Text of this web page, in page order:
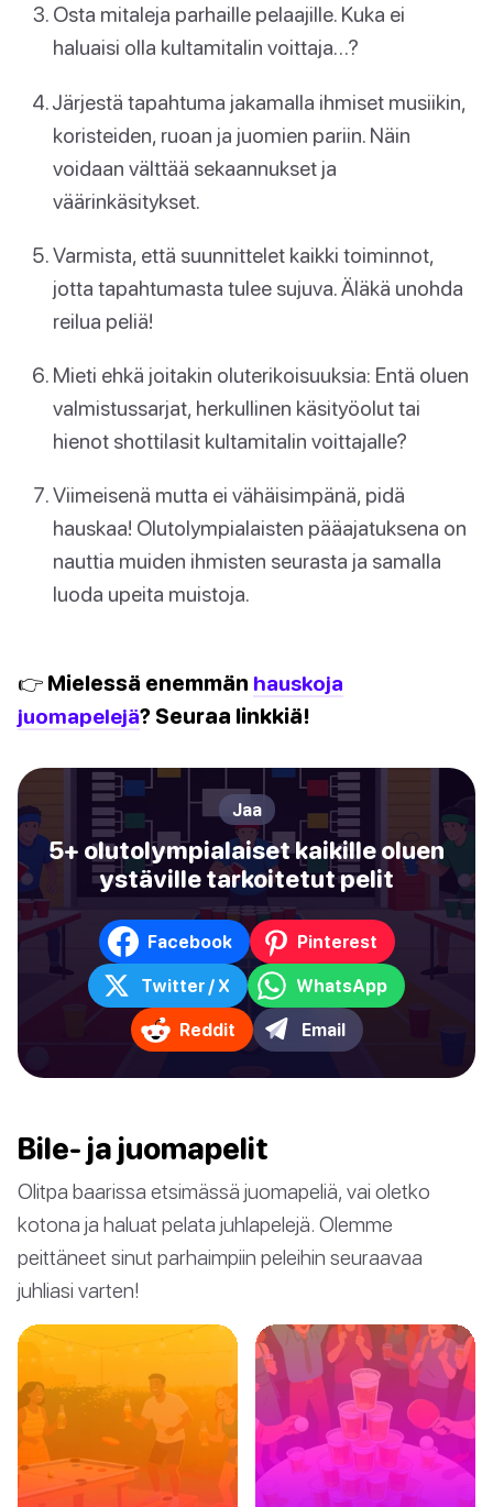
Osta mitaleja parhaille pelaajille. Kuka ei
haluaisi olla kultamitalin voittaja…?
Järjestä tapahtuma jakamalla ihmiset musiikin,
koristeiden, ruoan ja juomien pariin. Näin
voidaan välttää sekaannukset ja
väärinkäsitykset.
Varmista, että suunnittelet kaikki toiminnot,
jotta tapahtumasta tulee sujuva. Äläkä unohda
reilua peliä!
Mieti ehkä joitakin oluterikoisuuksia: Entä oluen
valmistussarjat, herkullinen käsityöolut tai
hienot shottilasit kultamitalin voittajalle?
Viimeisenä mutta ei vähäisimpänä, pidä
hauskaa! Olutolympialaisten pääajatuksena on
nauttia muiden ihmisten seurasta ja samalla
luoda upeita muistoja.
👉 Mielessä enemmän hauskoja
juomapelejä? Seuraa linkkiä!
Jaa
5+ olutolympialaiset kaikille oluen
ystäville tarkoitetut pelit
Facebook Pinterest
Twitter / X WhatsApp
Reddit Email
Bile- ja juomapelit
Olitpa baarissa etsimässä juomapeliä, vai oletko
kotona ja haluat pelata juhlapelejä. Olemme
peittäneet sinut parhaimpiin peleihin seuraavaa
juhliasi varten!